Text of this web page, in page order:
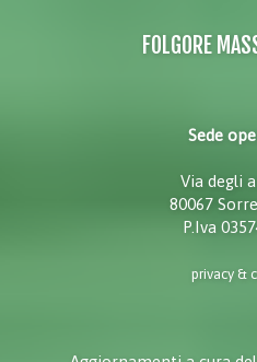
FOLGORE
Sede
Via degli
80067
P.Iva
privacy &